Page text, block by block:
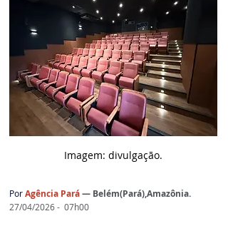
Imagem: divulgação.
PorAgência Pará— Belém(Pará),Amazônia.
27/04/2026 -  07h00